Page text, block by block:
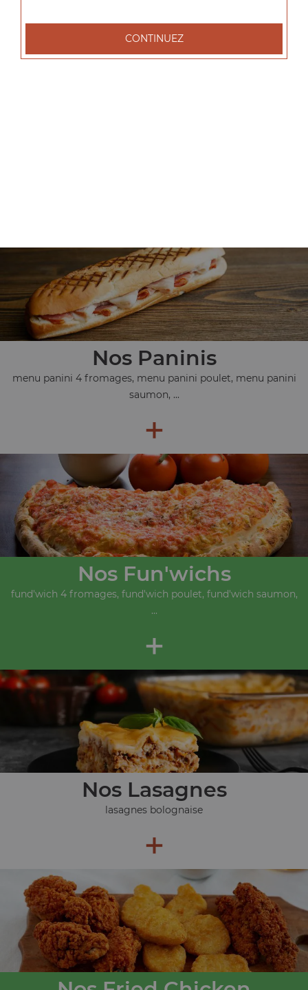
+
Nos Paninis
menu panini 4 fromages, menu panini poulet, menu panini
saumon, ...
+
Nos Fun'wichs
fund'wich 4 fromages, fund'wich poulet, fund'wich saumon,
...
+
Nos Lasagnes
lasagnes bolognaise
+
CONTINUEZ